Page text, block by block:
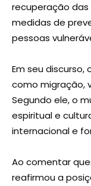
recuperação
medidas de
pessoas
Em seu
como migração,
Segundo ele, o
espiritual e
internacional e
Ao comentar
reafirmou a